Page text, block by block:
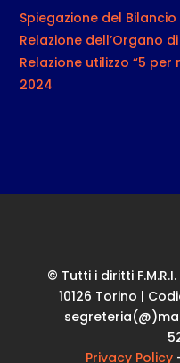
Spiegazione del Bilancio
Relazione dell’Organo
Relazione utilizzo “5 per
2024
© Tutti i diritti
10126 Torino |
Privacy Policy